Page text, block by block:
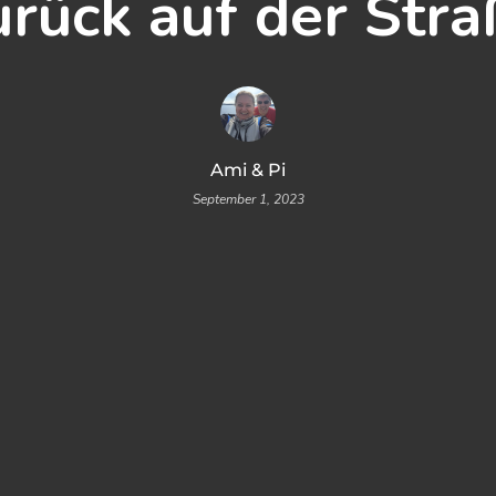
Ami & Pi
September 1, 2023